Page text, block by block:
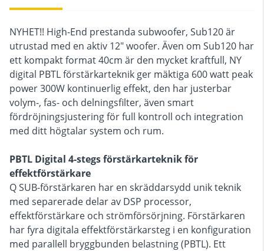
NYHET!! High-End prestanda subwoofer, Sub120 är
utrustad med en aktiv 12" woofer. Även om Sub120 har
ett kompakt format 40cm är den mycket kraftfull, NY
digital PBTL förstärkarteknik ger mäktiga 600 watt peak
power 300W kontinuerlig effekt, den har justerbar
volym-, fas- och delningsfilter, även smart
fördröjningsjustering för full kontroll och integration
med ditt högtalar system och rum.
PBTL Digital 4-stegs förstärkarteknik för
effektförstärkare
Q SUB-förstärkaren har en skräddarsydd unik teknik
med separerade delar av DSP processor,
effektförstärkare och strömförsörjning. Förstärkaren
har fyra digitala effektförstärkarsteg i en konfiguration
med parallell bryggbunden belastning (PBTL). Ett